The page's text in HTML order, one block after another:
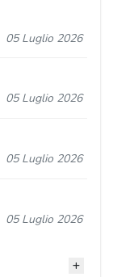
05 Luglio 2026
05 Luglio 2026
05 Luglio 2026
05 Luglio 2026